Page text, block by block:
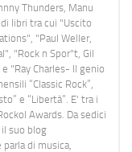
Thunders, Manu
libri tra cui "Uscito
"Paul Weller,
"Rock n Spor"t, Gil
"Ray Charles- Il genio
“Classic Rock”,
e “Libertà”. E' tra i
Awards. Da sedici
suo blog
di musica,